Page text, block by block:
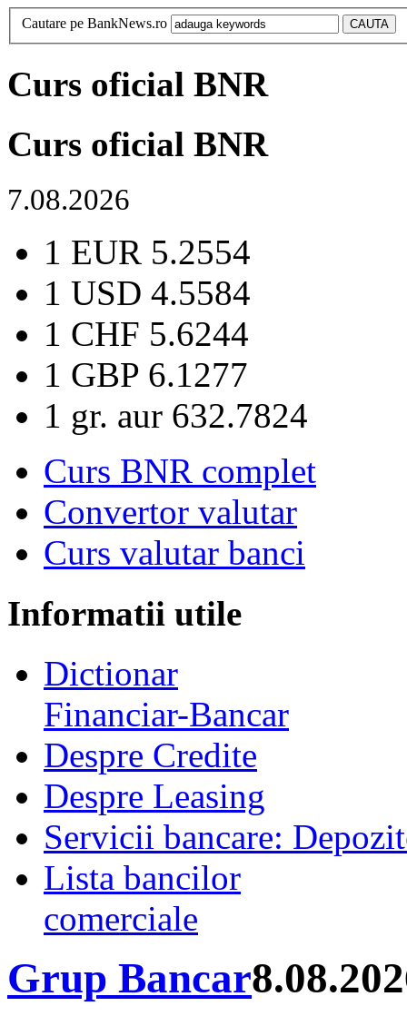
Cautare pe BankNews.ro
Curs oficial BNR
Curs oficial BNR
7.08.2026
1 EUR 5.2554
1 USD 4.5584
1 CHF 5.6244
1 GBP 6.1277
1 gr. aur 632.7824
Curs BNR complet
Convertor valutar
Curs valutar banci
Informatii utile
Dictionar
Financiar-Bancar
Despre Credite
Despre Leasing
Servicii bancare:
Lista bancilor
comerciale
Grup Bancar